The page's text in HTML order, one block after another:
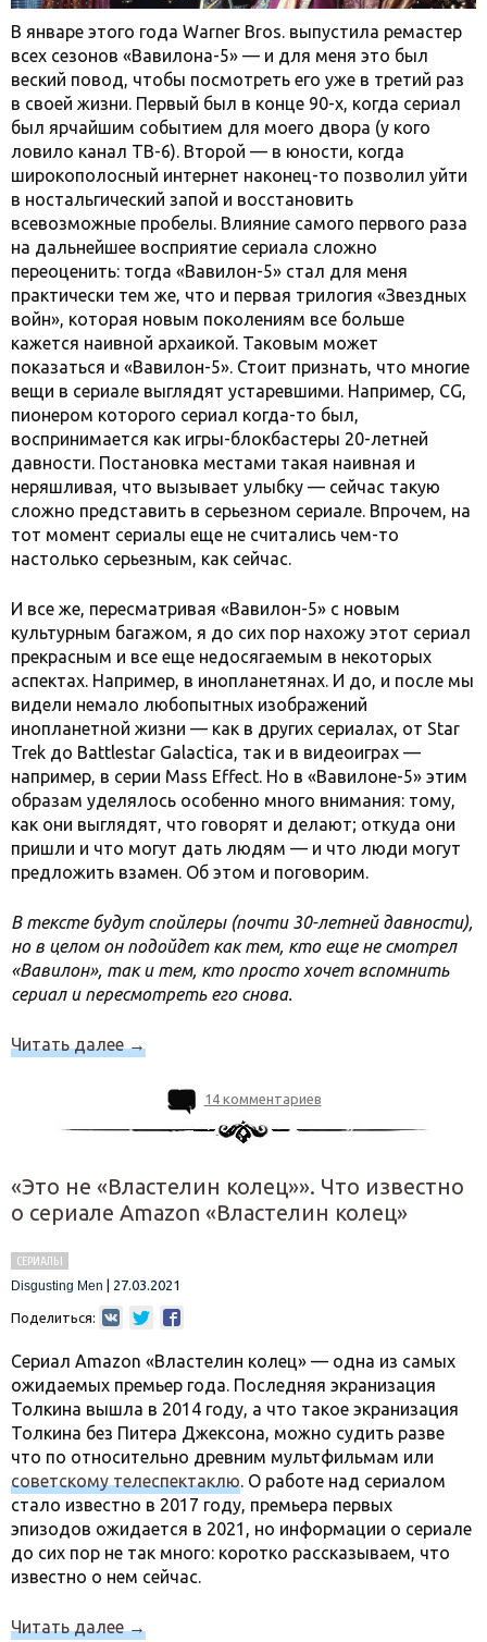
В январе этого года Warner Bros. выпустила ремастер
всех сезонов «Вавилона-5» — и для меня это был
веский повод, чтобы посмотреть его уже в третий раз
в своей жизни. Первый был в конце 90-х, когда сериал
был ярчайшим событием для моего двора (у кого
ловило канал ТВ-6). Второй — в юности, когда
широкополосный интернет наконец-то позволил уйти
в ностальгический запой и восстановить
всевозможные пробелы. Влияние самого первого раза
на дальнейшее восприятие сериала сложно
переоценить: тогда «Вавилон-5» стал для меня
практически тем же, что и первая трилогия «Звездных
войн», которая новым поколениям все больше
кажется наивной архаикой. Таковым может
показаться и «Вавилон-5». Стоит признать, что многие
вещи в сериале выглядят устаревшими. Например, CG,
пионером которого сериал когда-то был,
воспринимается как игры-блокбастеры 20-летней
давности. Постановка местами такая наивная и
неряшливая, что вызывает улыбку — сейчас такую
сложно представить в серьезном сериале. Впрочем, на
тот момент сериалы еще не считались чем-то
настолько серьезным, как сейчас.
И все же, пересматривая «Вавилон-5» с новым
культурным багажом, я до сих пор нахожу этот сериал
прекрасным и все еще недосягаемым в некоторых
аспектах. Например, в инопланетянах. И до, и после мы
видели немало любопытных изображений
инопланетной жизни — как в других сериалах, от Star
Trek до Battlestar Galactica, так и в видеоиграх —
например, в серии Mass Effect. Но в «Вавилоне-5» этим
образам уделялось особенно много внимания: тому,
как они выглядят, что говорят и делают; откуда они
пришли и что могут дать людям — и что люди могут
предложить взамен. Об этом и поговорим.
В тексте будут спойлеры (почти 30-летней давности),
но в целом он подойдет как тем, кто еще не смотрел
«Вавилон», так и тем, кто просто хочет вспомнить
сериал и пересмотреть его снова.
Читать далее→
14 комментариев
«Это не «Властелин колец»». Что известно
о сериале Amazon «Властелин колец»
СЕРИАЛЫ
Disgusting Men
27.03.2021
Поделиться:
Сериал Amazon «Властелин колец» — одна из самых
ожидаемых премьер года. Последняя экранизация
Толкина вышла в 2014 году, а что такое экранизация
Толкина без Питера Джексона, можно судить разве
что по относительно древним мультфильмам или
советскому телеспектаклю. О работе над сериалом
стало известно в 2017 году, премьера первых
эпизодов ожидается в 2021, но информации о сериале
до сих пор не так много: коротко рассказываем, что
известно о нем сейчас.
Читать далее→